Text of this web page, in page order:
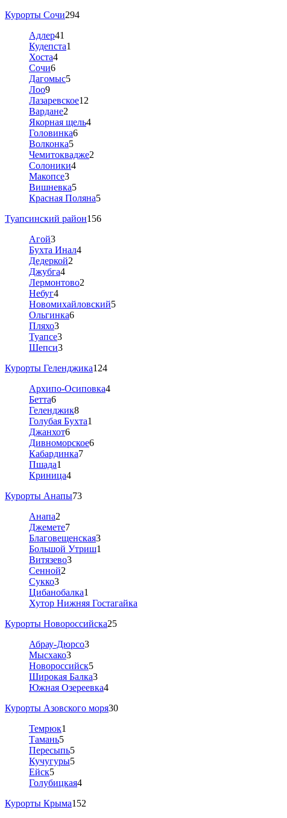
Курорты Сочи294
Адлер41
Кудепста1
Хоста4
Сочи6
Дагомыс5
Лоо9
Лазаревское12
Вардане2
Якорная щель4
Головинка6
Волконка5
Чемитоквадже2
Солоники4
Макопсе3
Вишневка5
Красная Поляна5
Туапсинский район156
Агой3
Бухта Инал4
Дедеркой2
Джубга4
Лермонтово2
Небуг4
Новомихайловский5
Ольгинка6
Пляхо3
Туапсе3
Шепси3
Курорты Геленджика124
Архипо-Осиповка4
Бетта6
Геленджик8
Голубая Бухта1
Джанхот6
Дивноморское6
Кабардинка7
Пшада1
Криница4
Курорты Анапы73
Анапа2
Джемете7
Благовещенская3
Большой Утриш1
Витязево3
Сенной2
Сукко3
Цибанобалка1
Хутор Нижняя Гостагайка
Курорты Новороссийска25
Абрау-Дюрсо3
Мысхако3
Новороссийск5
Широкая Балка3
Южная Озереевка4
Курорты Азовского моря30
Темрюк1
Тамань5
Пересыпь5
Кучугуры5
Ейск5
Голубицкая4
Курорты Крыма152